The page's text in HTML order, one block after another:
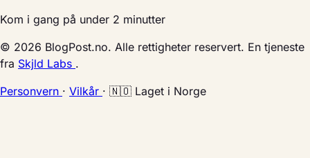
Kom i gang på under 2 minutter
© 2026 BlogPost.no. Alle rettigheter reservert. En tjeneste
fra Skjld Labs .
Personvern · Vilkår · 🇳🇴 Laget i Norge